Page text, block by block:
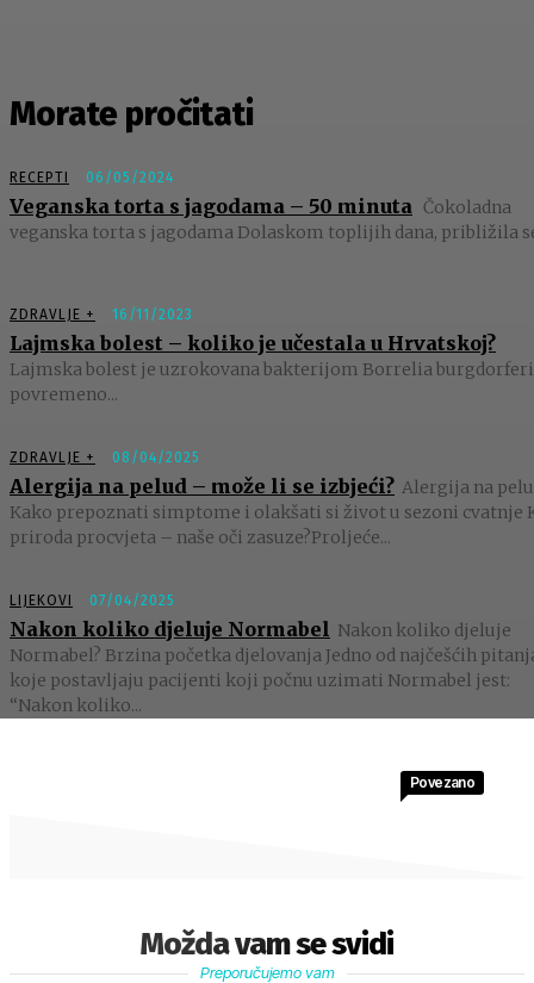
Morate pročitati
RECEPTI 06/05/2024
Veganska torta s jagodama – 50 minuta Čokoladna
veganska torta s jagodama Dolaskom toplijih dana, približila
ZDRAVLJE + 16/11/2023
Lajmska bolest – koliko je učestala u Hrvatskoj?
Lajmska bolest je uzrokovana bakterijom Borrelia
povremeno...
ZDRAVLJE + 08/04/2025
Alergija na pelud – može li se izbjeći? Alergija na
Kako prepoznati simptome i olakšati si život u sezoni cvatnje
priroda procvjeta – naše oči zasuze?Proljeće...
LIJEKOVI 07/04/2025
Nakon koliko djeluje Normabel Nakon koliko djeluje
Normabel? Brzina početka djelovanja Jedno od najčešćih
koje postavljaju pacijenti koji počnu uzimati Normabel jest:
“Nakon koliko...
Možda vam se svidi
Povezano
Preporučujemo vam